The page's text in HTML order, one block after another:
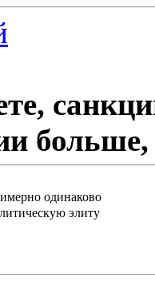
одинаково
элиту